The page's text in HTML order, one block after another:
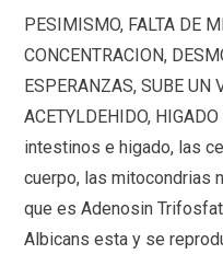
PESIMISMO, FALTA DE
CONCENTRACION,
ESPERANZAS, SUBE UN
ACETYLDEHIDO,
intestinos e higado, las
cuerpo, las mitocondrias
que es Adenosin
Albicans esta y se